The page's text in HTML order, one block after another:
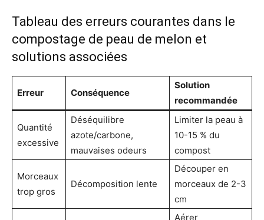
Tableau des erreurs courantes dans le
compostage de peau de melon et
solutions associées
Erreur Conséquence
Solution
recommandée
Quantité
excessive
Déséquilibre
azote/carbone,
mauvaises odeurs
Limiter la peau à
10-15 % du
compost
Morceaux
trop gros
Décomposition lente
Découper en
morceaux de 2-3
cm
Aérer